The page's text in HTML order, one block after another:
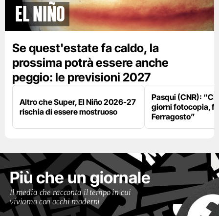
El Niño
Se quest'estate fa caldo, la
prossima potrà essere anche
peggio: le previsioni 2027
Altro che Super, El Niño 2026-27
rischia di essere mostruoso
Pasqui (CNR):
giorni fotocopia,
Ferragosto”
Più che un giornale
Il media che racconta il tempo in cui
viviamo con occhi moderni